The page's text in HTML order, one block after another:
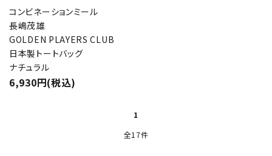
コンビネーションミール
長嶋茂雄
GOLDEN PLAYERS CLUB
日本製トートバッグ
ナチュラル
6,930円(税込)
1
全17件